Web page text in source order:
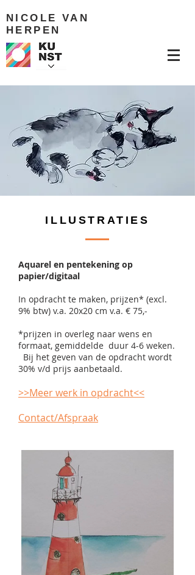
NICOLE VAN
HERPEN
ILLUSTRATIES
Aquarel en pentekening op
papier/digitaal
In opdracht te maken, prijzen* (excl.
9% btw) v.a. 20x20 cm v.a. € 75,-
*prijzen in overleg naar wens en
formaat, gemiddelde duur 4-6 weken.
Bij het geven van de opdracht wordt
30% v/d prijs aanbetaald.
>>Meer werk in opdracht<<
Contact/Afspraak